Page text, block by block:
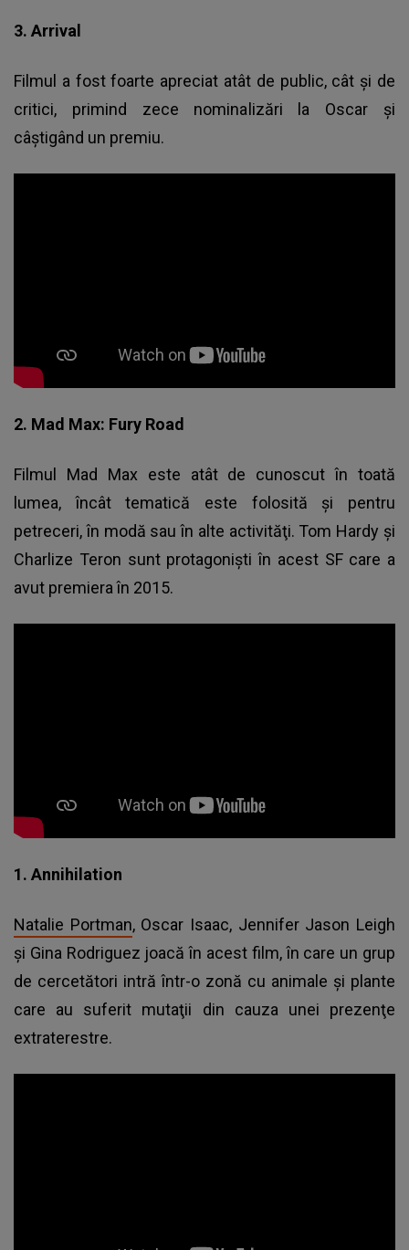
3. Arrival
Filmul a fost foarte apreciat atât de public, cât şi de
critici, primind zece nominalizări la Oscar şi
câştigând un premiu.
2. Mad Max: Fury Road
Filmul Mad Max este atât de cunoscut în toată
lumea, încât tematică este folosită şi pentru
petreceri, în modă sau în alte activităţi. Tom Hardy şi
Charlize Teron sunt protagonişti în acest SF care a
avut premiera în 2015.
1. Annihilation
Natalie Portman, Oscar Isaac, Jennifer Jason Leigh
şi Gina Rodriguez joacă în acest film, în care un grup
de cercetători intră într-o zonă cu animale şi plante
care au suferit mutaţii din cauza unei prezenţe
extraterestre.